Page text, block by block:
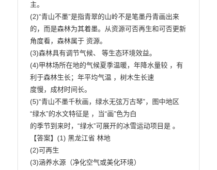
主。
(2)“青山不墨”是指青翠的山岭不是笔墨丹青画出来
的，而是森林为其着墨。从资源可否再生和可否更新
角度看，森林属于 资源。
(3)森林具有调节气候、 等生态环境效益。
(4)甲林场所在地的气候夏季温暖，年降水量较 ，有
利于森林生长；年平均气温 ，树木生长速
度慢，成材时间长。
(5)“青山不墨千秋画，绿水无弦万古琴”，图中地区
“绿水”的水文特征是 ，当“画”色为白
的季节到来时，“绿水”可展开的冰雪运动项目是 。
【答案】(1) 黑龙江省 林地
(2)可再生
(3)涵养水源（净化空气或美化环境）